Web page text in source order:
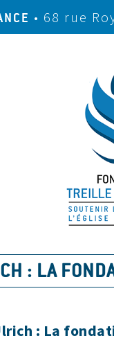
• 68 rue
: LA
: La